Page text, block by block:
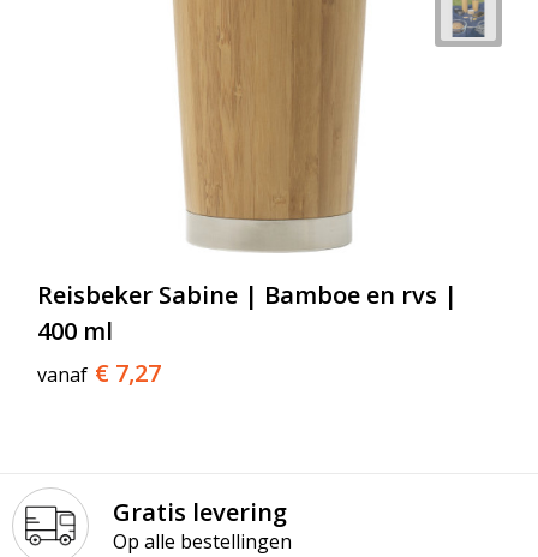
Reisbeker Sabine | Bamboe en rvs |
400 ml
vanaf € 7,27
Gratis levering
Op alle bestellingen